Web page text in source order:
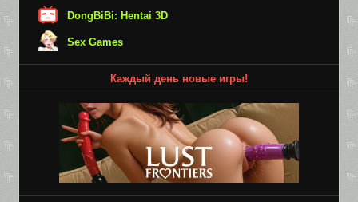
DongBiBi: Hentai 3D
Sex Games
Каждый день новые игры!